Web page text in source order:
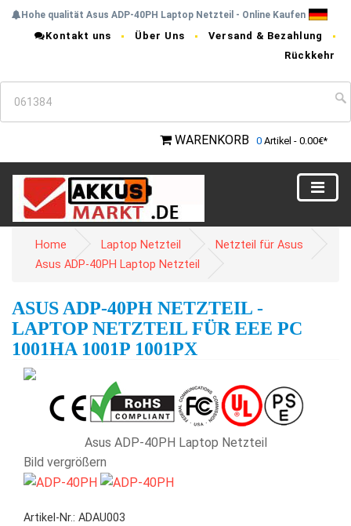
Hohe qualität Asus ADP-40PH Laptop Netzteil - Online Kaufen
Kontakt uns Über Uns
Versand & Bezahlung
Rückkehr
WARENKORB 0 Artikel - 0.00€*
Home Laptop Netzteil
Netzteil für Asus
Asus ADP-40PH Laptop Netzteil
ASUS ADP-40PH NETZTEIL -
LAPTOP NETZTEIL FÜR EEE PC
1001HA 1001P 1001PX
Asus ADP-40PH Laptop Netzteil
Bild vergrößern
Artikel-Nr.: ADAU003